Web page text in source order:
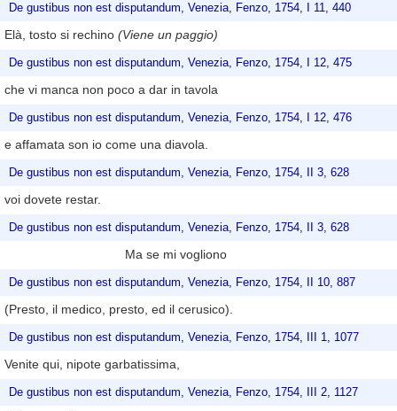
De gustibus non est disputandum, Venezia, Fenzo, 1754, I 11, 440
Elà, tosto si rechino (Viene un paggio)
De gustibus non est disputandum, Venezia, Fenzo, 1754, I 12, 475
che vi manca non poco a dar in tavola
De gustibus non est disputandum, Venezia, Fenzo, 1754, I 12, 476
e affamata son io come una diavola.
De gustibus non est disputandum, Venezia, Fenzo, 1754, II 3, 628
voi dovete restar.
De gustibus non est disputandum, Venezia, Fenzo, 1754, II 3, 628
Ma se mi vogliono
De gustibus non est disputandum, Venezia, Fenzo, 1754, II 10, 887
(Presto, il medico, presto, ed il cerusico).
De gustibus non est disputandum, Venezia, Fenzo, 1754, III 1, 1077
Venite qui, nipote garbatissima,
De gustibus non est disputandum, Venezia, Fenzo, 1754, III 2, 1127